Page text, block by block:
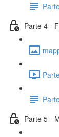
Parte 4 -
Parte 5 -